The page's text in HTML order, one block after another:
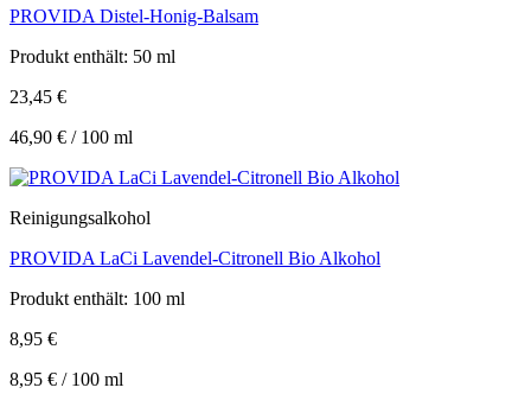
PROVIDA Distel-Honig-Balsam
Produkt enthält: 50 ml
23,45 €
46,90 € / 100 ml
Reinigungsalkohol
PROVIDA LaCi Lavendel-Citronell Bio Alkohol
Produkt enthält: 100 ml
8,95 €
8,95 € / 100 ml